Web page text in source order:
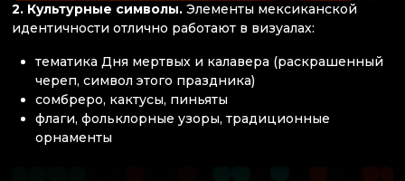
2. Культурные символы. Элементы мексиканской
идентичности отлично работают в визуалах:
тематика Дня мертвых и калавера (раскрашенный
череп, символ этого праздника)
сомбреро, кактусы, пиньяты
флаги, фольклорные узоры, традиционные
орнаменты